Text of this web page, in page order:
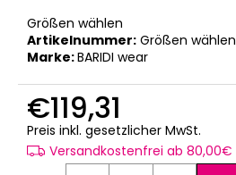
Größen wählen
Artikelnummer: Größen wählen
Marke:BARIDI wear
€119,31
Preis inkl. gesetzlicher MwSt.
Versandkostenfrei ab 80,00€